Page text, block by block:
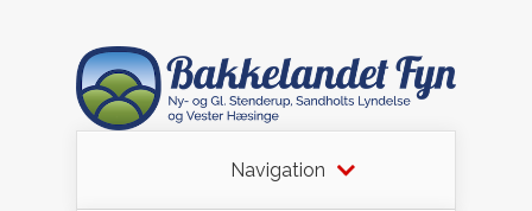
Navigation